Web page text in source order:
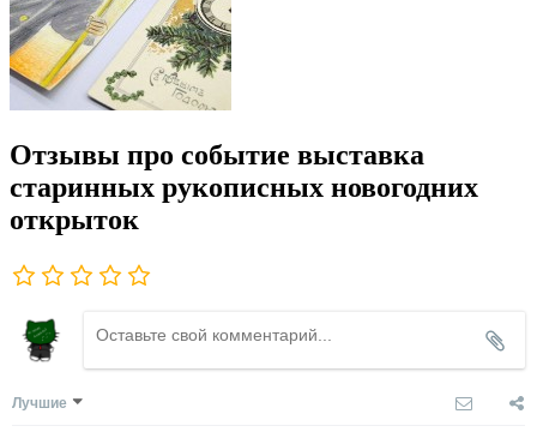
Отзывы про событие выставка
старинных рукописных новогодних
открыток
Лучшие